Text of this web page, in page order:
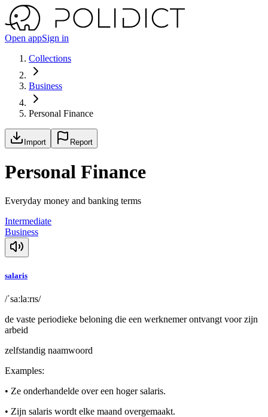
Open appSign in
Collections
Business
Personal Finance
Import Report
Personal Finance
Everyday money and banking terms
Intermediate
Business
salaris
/ˈsaːlaːrɪs/
de vaste periodieke beloning die een werknemer ontvangt voor zijn
arbeid
zelfstandig naamwoord
Examples:
• Ze onderhandelde over een hoger salaris.
• Zijn salaris wordt elke maand overgemaakt.